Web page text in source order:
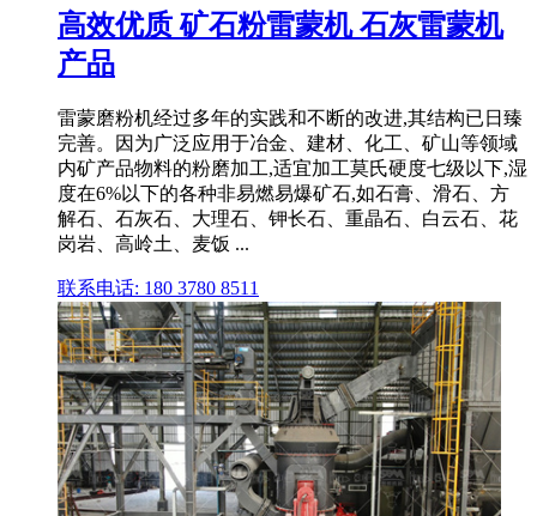
高效优质 矿石粉雷蒙机 石灰雷蒙机
产品
雷蒙磨粉机经过多年的实践和不断的改进,其结构已日臻
完善。因为广泛应用于冶金、建材、化工、矿山等领域
内矿产品物料的粉磨加工,适宜加工莫氏硬度七级以下,湿
度在6%以下的各种非易燃易爆矿石,如石膏、滑石、方
解石、石灰石、大理石、钾长石、重晶石、白云石、花
岗岩、高岭土、麦饭 ...
联系电话: 180 3780 8511